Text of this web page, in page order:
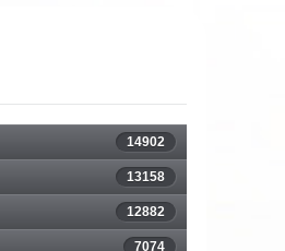
14902
13158
12882
7074